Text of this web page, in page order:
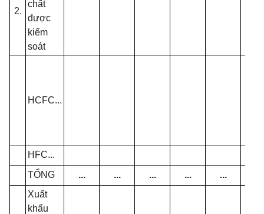
2.
chất
được
kiểm
soát
HCFC...
HFC...
TỔNG
... ... ... ... ...
Xuất
khẩu